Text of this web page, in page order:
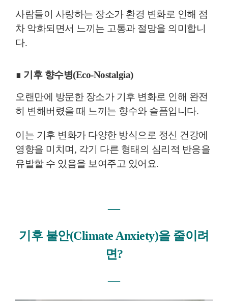
사람들이 사랑하는 장소가 환경 변화로 인해 점
차 악화되면서 느끼는 고통과 절망을 의미합니
다.
∎ 기후 향수병(Eco-Nostalgia)
오랜만에 방문한 장소가 기후 변화로 인해 완전
히 변해버렸을 때 느끼는 향수와 슬픔입니다.
이는 기후 변화가 다양한 방식으로 정신 건강에
영향을 미치며, 각기 다른 형태의 심리적 반응을
유발할 수 있음을 보여주고 있어요.
―
기후 불안(Climate Anxiety)을 줄이려
면?
―